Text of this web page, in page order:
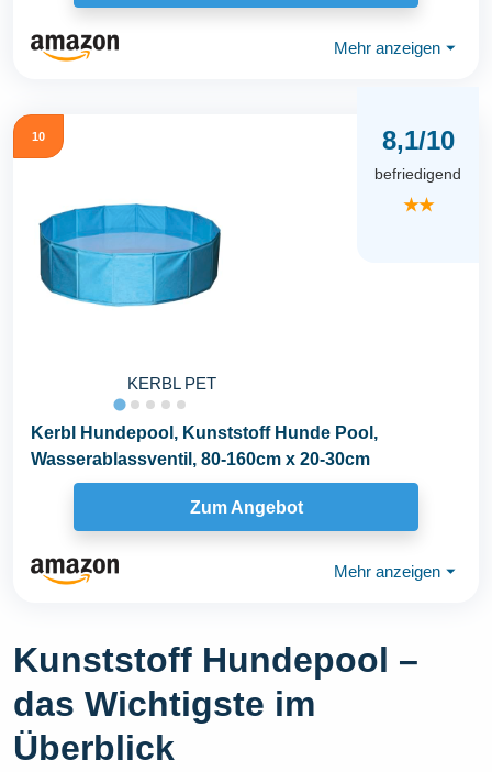
Mehr anzeigen ⏷
10
KERBL PET
8,1/10
befriedigend
★★
Kerbl Hundepool, Kunststoff Hunde Pool,
Wasserablassventil, 80-160cm x 20-30cm
Zum Angebot
Mehr anzeigen ⏷
Kunststoff Hundepool –
das Wichtigste im
Überblick